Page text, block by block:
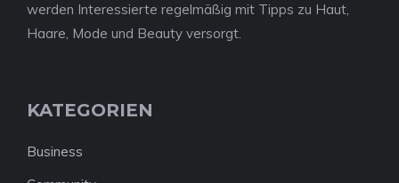
werden Interessierte regelmäßig mit Tipps zu Haut,
Haare, Mode und Beauty versorgt.
KATEGORIEN
Business